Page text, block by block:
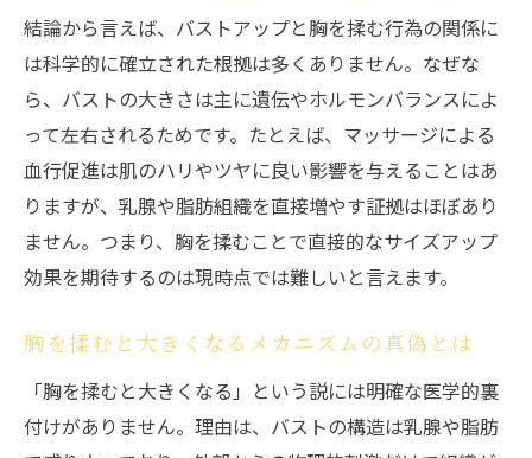
バストアップを叶える安全なセルフケア集
日常で続けやすいバストアップ習慣の実例
専門家おすすめのバストアップアプローチ
バストアップ効果を持続させるポイントと
は
自分に合ったバストアップ法の見つけ方
まとめとして真実に基づく美しさを目指そ
結論から言えば、バストアップと胸を揉む行為の関係に
は科学的に確立された根拠は多くありません。なぜな
ら、バストの大きさは主に遺伝やホルモンバランスによ
って左右されるためです。たとえば、マッサージによる
血行促進は肌のハリやツヤに良い影響を与えることはあ
りますが、乳腺や脂肪組織を直接増やす証拠はほぼあり
ません。つまり、胸を揉むことで直接的なサイズアップ
効果を期待するのは現時点では難しいと言えます。
胸を揉むと大きくなるメカニズムの真偽とは
「胸を揉むと大きくなる」という説には明確な医学的裏
付けがありません。理由は、バストの構造は乳腺や脂肪